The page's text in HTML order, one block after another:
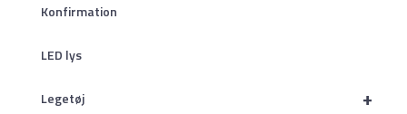
Konfirmation
LED lys
+
Legetøj